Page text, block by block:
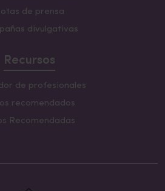
de prensa
divulgativas
Recursos
de profesionales
recomendados
Recomendadas